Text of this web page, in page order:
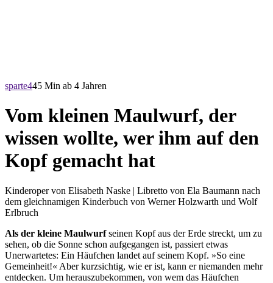
sparte445 Min ab 4 Jahren
Vom kleinen Maulwurf, der
wissen wollte, wer ihm auf den
Kopf gemacht hat
Kinderoper von Elisabeth Naske | Libretto von Ela Baumann nach
dem gleichnamigen Kinderbuch von Werner Holzwarth und Wolf
Erlbruch
Als der kleine Maulwurfseinen Kopf aus der Erde streckt, um zu
sehen, ob die Sonne schon aufgegangen ist, passiert etwas
Unerwartetes: Ein Häufchen landet auf seinem Kopf. »So eine
Gemeinheit!« Aber kurzsichtig, wie er ist, kann er niemanden mehr
entdecken. Um herauszubekommen, von wem das Häufchen